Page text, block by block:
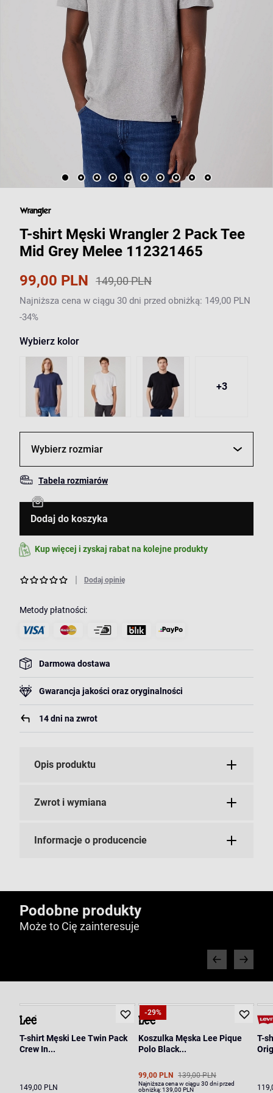
T-shirt Męski Wrangler 2 Pack Tee
Mid Grey Melee 112321465
99,00 PLN
149,00 PLN
Najniższa cena w ciągu 30 dni przed obniżką: 149,00 PLN
-34%
Wybierz kolor
+3
Wybierz rozmiar
Tabela rozmiarów
Dodaj do koszyka
Kup więcej i zyskaj rabat na kolejne produkty
Dodaj opinię
Metody płatności:
Darmowa dostawa
Gwarancja jakości oraz oryginalności
14 dni na zwrot
Opis produktu
Zwrot i wymiana
Informacje o producencie
Podobne produkty
Może to Cię zainteresuje
T-shirt Męski Lee Twin Pack
Crew In...
149,00 PLN
-29%
Koszulka Męska Lee Pique
Polo Black...
99,00 PLN 139,00 PLN
Najniższa cena w ciągu 30 dni przed
obniżką:139,00 PLN
T-